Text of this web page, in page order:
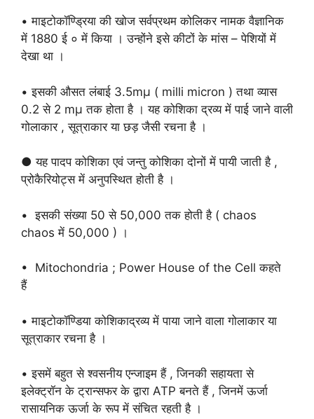
• माइटोकॉण्ड्रिया की खोज सर्वप्रथम कोलिकर नामक वैज्ञानिक
में 1880 ई ० में किया । उन्होंने इसे कीटों के मांस – पेशियों में
देखा था ।
• इसकी औसत लंबाई 3.5mμ ( milli micron ) तथा व्यास
0.2 से 2 mμ तक होता है । यह कोशिका द्रव्य में पाई जाने वाली
गोलाकार , सूत्राकार या छड़ जैसी रचना है ।
● यह पादप कोशिका एवं जन्तु कोशिका दोनों में पायी जाती है ,
प्रोकैरियोट्स में अनुपस्थित होती है ।
• इसकी संख्या 50 से 50,000 तक होती है ( chaos
chaos में 50,000 ) ।
• Mitochondria ; Power House of the Cell कहते
हैं
• माइटोकॉण्डिया कोशिकाद्रव्य में पाया जाने वाला गोलाकार या
सूत्राकार रचना है ।
• इसमें बहुत से श्वसनीय एन्जाइम हैं , जिनकी सहायता से
इलेक्ट्रॉन के ट्रान्सफर के द्वारा ATP बनते हैं , जिनमें ऊर्जा
रासायनिक ऊर्जा के रूप में संचित रहती है ।